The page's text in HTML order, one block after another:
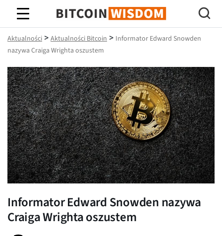
Mądrość Bitcoina
Aktualności > Aktualności Bitcoin > Informator Edward Snowden
nazywa Craiga Wrighta oszustem
Informator Edward Snowden nazywa
Craiga Wrighta oszustem